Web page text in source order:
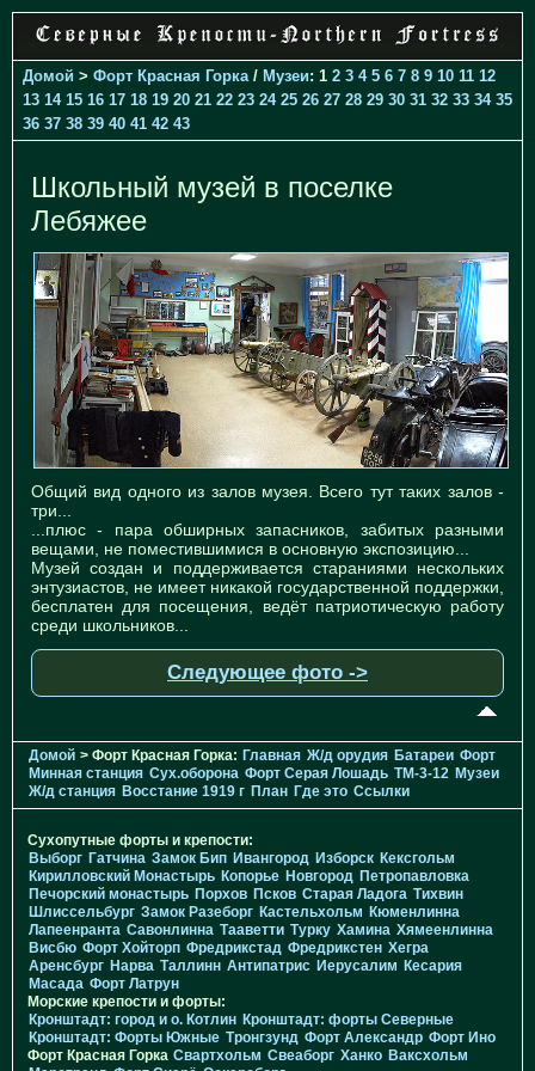
Домой > Форт Красная Горка / Музеи: 1 2 3 4 5 6 7 8 9 10 11 12
13 14 15 16 17 18 19 20 21 22 23 24 25 26 27 28 29 30 31 32 33 34 35
36 37 38 39 40 41 42 43
Школьный музей в поселке
Лебяжее
Общий вид одного из залов музея. Всего тут таких залов -
три...
...плюс - пара обширных запасников, забитых разными
вещами, не поместившимися в основную экспозицию...
Музей создан и поддерживается стараниями нескольких
энтузиастов, не имеет никакой государственной поддержки,
бесплатен для посещения, ведёт патриотическую работу
среди школьников...
Следующее фото ->
Домой > Форт Красная Горка: Главная Ж/д орудия Батареи Форт
Минная станция Cух.оборона Форт Серая Лошадь TM-3-12 Музеи
Ж/д станция Восстание 1919 г План Где это Ссылки
Сухопутные форты и крепости:
Выборг Гатчина Замок Бип Ивангород Изборск Кексгольм
Кирилловский Монастырь Копорье Новгород Петропавловка
Печорcкий монастырь Порхов Псков Старая Ладога Тихвин
Шлиссельбург Замок Разеборг Кастельхольм Кюменлинна
Лапеенранта Савонлинна Тааветти Турку Хамина Хямеенлинна
Висбю Форт Хойторп Фредрикстад Фредрикстен Хегра
Аренсбург Нарва Таллинн Антипатрис Иерусалим Кесария
Масада Форт Латрун
Морские крепости и форты:
Кронштадт: город и о. Котлин Кронштадт: форты Северные
Кронштадт: Форты Южные Тронгзунд Форт Александр Форт Ино
Форт Красная Горка Свартхольм Свеаборг Ханко Ваксхольм